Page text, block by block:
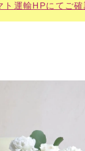
ト運輸HPにてご